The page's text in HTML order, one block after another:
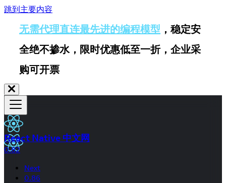
跳到主要内容
无需代理直连最先进的编程模型 ，稳定安
全绝不掺水，限时优惠低至一折，企业采
购可开票
React Native 中文网
0.82
Next
0.86